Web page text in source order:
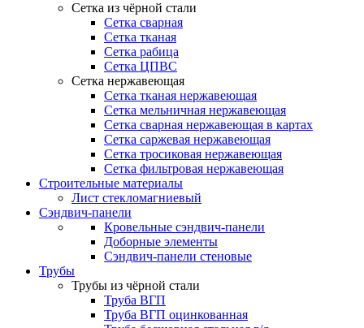
Сетка из чёрной стали
Сетка сварная
Сетка тканая
Сетка рабица
Сетка ЦПВС
Сетка нержавеющая
Сетка тканая нержавеющая
Сетка мельничная нержавеющая
Сетка сварная нержавеющая в картах
Сетка саржевая нержавеющая
Сетка тросиковая нержавеющая
Сетка фильтровая нержавеющая
Строительные материалы
Лист стекломагниевый
Сэндвич-панели
Кровельные сэндвич-панели
Доборные элементы
Сэндвич-панели стеновые
Трубы
Трубы из чёрной стали
Труба ВГП
Труба ВГП оцинкованная